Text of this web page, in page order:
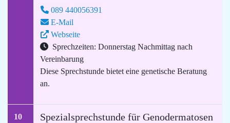
089 440056391
E-Mail
Webseite
Sprechzeiten: Donnerstag Nachmittag nach
Vereinbarung
Diese Sprechstunde bietet eine genetische Beratung
an.
10 Spezialsprechstunde für Genodermatosen